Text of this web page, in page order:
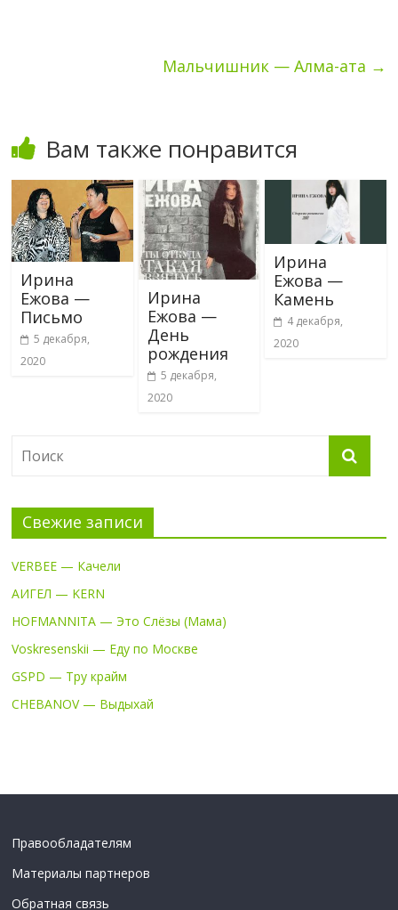
Мальчишник — Алма-ата →
Вам также понравится
Ирина
Ежова —
Письмо
5 декабря,
2020
Ирина
Ежова —
День
рождения
5 декабря,
2020
Ирина
Ежова —
Камень
4 декабря,
2020
Свежие записи
VERBEE — Качели
АИГЕЛ — KERN
HOFMANNITA — Это Слёзы (Мама)
Voskresenskii — Еду по Москве
GSPD — Тру крайм
CHEBANOV — Выдыхай
Правообладателям
Материалы партнеров
Обратная связь